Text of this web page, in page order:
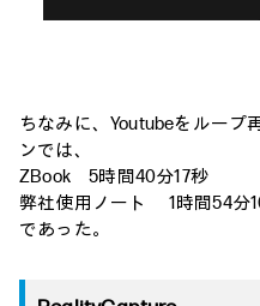
ちなみに、Youtubeをループ
ンでは、
ZBook 5時間40分17秒
弊社使用ノート 1時間54分
であった。